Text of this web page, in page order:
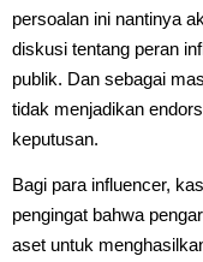
persoalan ini nantinya
diskusi tentang peran
publik. Dan sebagai
tidak menjadikan
keputusan.
Bagi para influencer,
pengingat bahwa
aset untuk